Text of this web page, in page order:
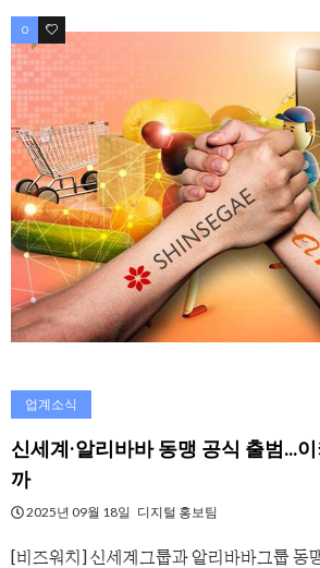
0 0
업계소식
신세계·알리바바 동맹 공식 출범…
까
2025년 09월 18일 디지털 홍보팀
[비즈워치] 신세계그룹과 알리바바그룹 동